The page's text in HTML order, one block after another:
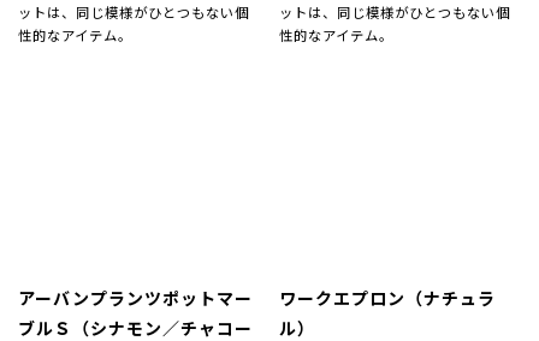
ットは、同じ模様がひとつもない個
性的なアイテム。
ットは、同じ模様がひとつもない個
性的なアイテム。
アーバンプランツポットマー
ブルＳ（シナモン／チャコー
ワークエプロン（ナチュラ
ル）